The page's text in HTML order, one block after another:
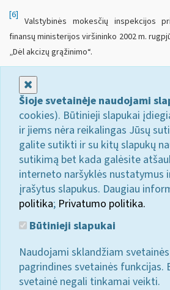
[6]
Valstybinės mokesčių inspekcijos
finansų ministerijos viršininko 2002 m.
„Dėl akcizų grąžinimo“.
Šioje svetainėje naudojami
cookies). Būtinieji slapukai
ir jiems nėra reikalingas Jūsų
galite sutikti ir su kitų slapukų
sutikimą bet kada galėsite
interneto naršyklės nustatymus
įrašytus slapukus. Daugiau
politika; Privatumo politika.
Būtinieji slapukai
Naudojami sklandžiam
pagrindines svetainės funkcijas.
svetainė negali tinkamai veikti.